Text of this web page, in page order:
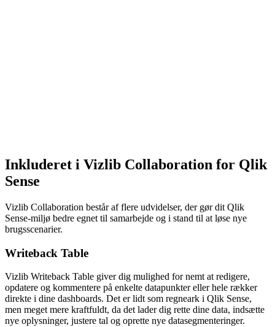
Inkluderet i Vizlib Collaboration for Qlik
Sense
Vizlib Collaboration består af flere udvidelser, der gør dit Qlik
Sense-miljø bedre egnet til samarbejde og i stand til at løse nye
brugsscenarier.
Writeback Table
Vizlib Writeback Table giver dig mulighed for nemt at redigere,
opdatere og kommentere på enkelte datapunkter eller hele rækker
direkte i dine dashboards. Det er lidt som regneark i Qlik Sense,
men meget mere kraftfuldt, da det lader dig rette dine data, indsætte
nye oplysninger, justere tal og oprette nye datasegmenteringer.